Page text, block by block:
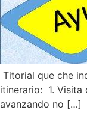
Titorial que che
itinerario: 1. Visita
avanzando no […]